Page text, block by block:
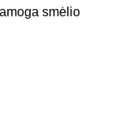
smėlio